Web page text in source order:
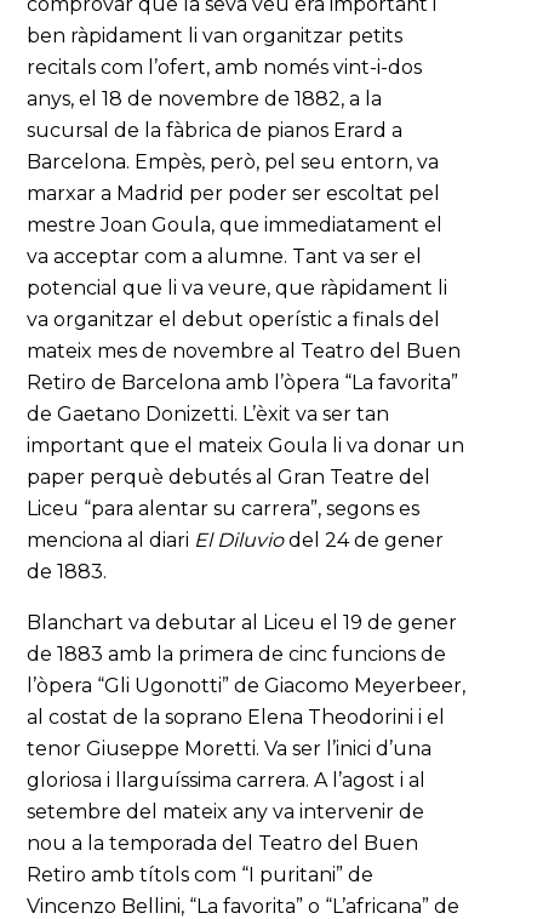
ben ràpidament li van organitzar petits
recitals com l’ofert, amb només vint-i-dos
anys, el 18 de novembre de 1882, a la
sucursal de la fàbrica de pianos Erard a
Barcelona. Empès, però, pel seu entorn, va
marxar a Madrid per poder ser escoltat pel
mestre Joan Goula, que immediatament el
va acceptar com a alumne. Tant va ser el
potencial que li va veure, que ràpidament li
va organitzar el debut operístic a finals del
mateix mes de novembre al Teatro del Buen
Retiro de Barcelona amb l’òpera “La favorita”
de Gaetano Donizetti. L’èxit va ser tan
important que el mateix Goula li va donar un
paper perquè debutés al Gran Teatre del
Liceu “para alentar su carrera”, segons es
menciona al diari El Diluviodel 24 de gener
de 1883.
Blanchart va debutar al Liceu el 19 de gener
de 1883 amb la primera de cinc funcions de
l’òpera “Gli Ugonotti” de Giacomo Meyerbeer,
al costat de la soprano Elena Theodorini i el
tenor Giuseppe Moretti. Va ser l’inici d’una
gloriosa i llarguíssima carrera. A l’agost i al
setembre del mateix any va intervenir de
nou a la temporada del Teatro del Buen
Retiro amb títols com “I puritani” de
Vincenzo Bellini, “La favorita” o “L’africana” de